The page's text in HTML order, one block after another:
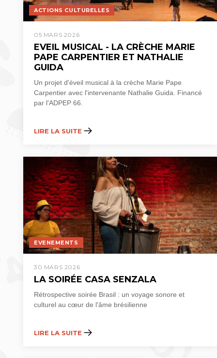
ACTIONS CULTURELLES
05 MARS 2026
EVEIL MUSICAL - LA CRÈCHE MARIE
PAPE CARPENTIER ET NATHALIE
GUIDA
Un projet d'éveil musical à la crèche Marie Pape
Carpentier avec l'intervenante Nathalie Guida. Financé
par l'ADPEP 66.
LIRE LA SUITE
EVENEMENTS
30 MARS 2026
LA SOIRÉE CASA SENZALA
Rétrospective ​soirée Brasil : un voyage sonore et
culturel au cœur de l'âme brésilienne
LIRE LA SUITE